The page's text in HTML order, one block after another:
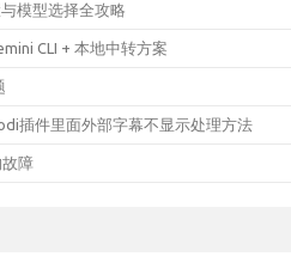
模型选择全攻略
CLI + 本地中转方案
插件里面外部字幕不显示处理方法
障